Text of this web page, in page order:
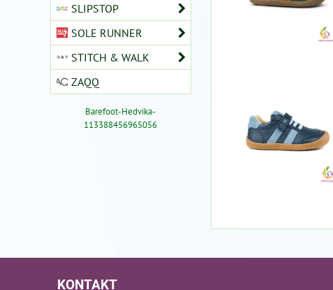
SLIPSTOP
SOLE RUNNER
STITCH & WALK
ZAQQ
Barefoot-Hedvika-
113388456965056
KONTAKT